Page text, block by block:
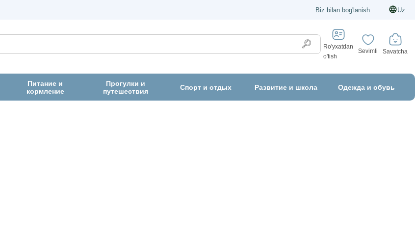
Biz bilan bog'lanish Uz
Ro'yxatdan
o'tish
Sevimli Savatcha
Питание и
кормление
Прогулки и
путешествия
Спорт и отдых Развитие и школа Одежда и обувь